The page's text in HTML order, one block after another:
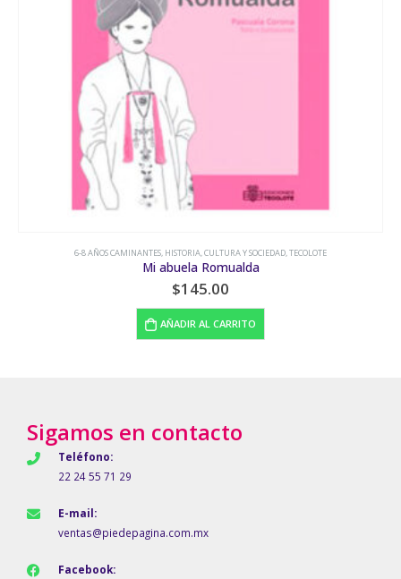
6-8 AÑOS CAMINANTES,HISTORIA, CULTURA Y SOCIEDAD,TECOLOTE
Mi abuela Romualda
AÑADIR AL CARRITO
Sigamos en contacto
Teléfono:
22 24 55 71 29
E-mail:
ventas@piedepagina.com.mx
Facebook: